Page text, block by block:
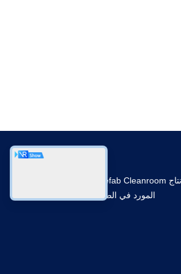
أكبر البحوث والتطوير والإنتاج Prefab Cleanroom
المورد في الصين